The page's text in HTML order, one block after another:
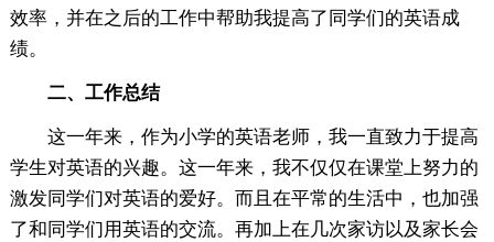
效率，并在之后的工作中帮助我提高了同学们的英语成
绩。
二、工作总结
这一年来，作为小学的英语老师，我一直致力于提高
学生对英语的兴趣。这一年来，我不仅仅在课堂上努力的
激发同学们对英语的爱好。而且在平常的生活中，也加强
了和同学们用英语的交流。再加上在几次家访以及家长会